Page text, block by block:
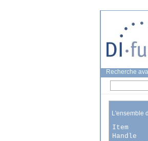
Recherche
L'ensemble
Item
Handle